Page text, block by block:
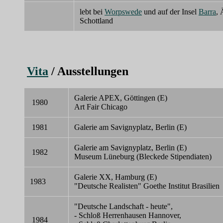
lebt bei Worpswede und auf der Insel Barra,
Schottland
Vita / Ausstellungen
1980
Galerie APEX, Göttingen (E)
Art Fair Chicago
1981 Galerie am Savignyplatz, Berlin (E)
1982
Galerie am Savignyplatz, Berlin (E)
Museum Lüneburg (Bleckede Stipendiaten)
1983
Galerie XX, Hamburg (E)
"Deutsche Realisten" Goethe Institut Brasilien
1984
"Deutsche Landschaft - heute",
- Schloß Herrenhausen Hannover,